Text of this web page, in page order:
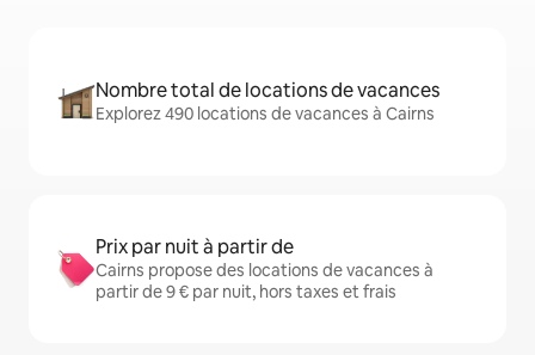
Nombre total de locations de vacances
Explorez 490 locations de vacances à Cairns
Prix par nuit à partir de
Cairns propose des locations de vacances à
partir de 9 € par nuit, hors taxes et frais